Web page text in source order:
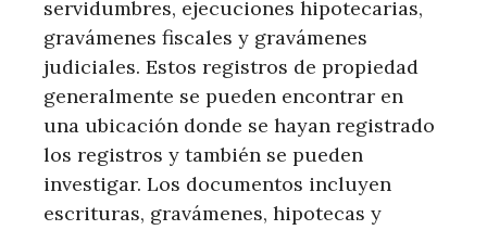
servidumbres, ejecuciones hipotecarias,
gravámenes fiscales y gravámenes
judiciales. Estos registros de propiedad
generalmente se pueden encontrar en
una ubicación donde se hayan registrado
los registros y también se pueden
investigar. Los documentos incluyen
escrituras, gravámenes, hipotecas y